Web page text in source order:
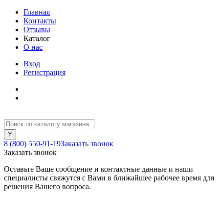
Главная
Контакты
Отзывы
Каталог
О нас
Вход
Регистрация
8 (800) 550-91-19Заказать звонок
Заказать звонок
Оставьте Ваше сообщение и контактные данные и наши
специалисты свяжутся с Вами в ближайшее рабочее время для
решения Вашего вопроса.